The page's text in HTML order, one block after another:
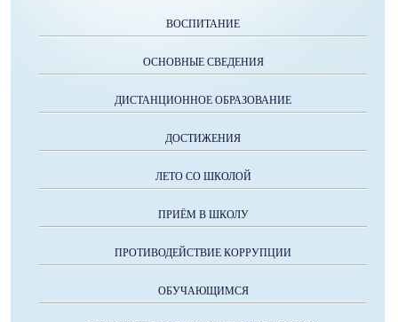
ВОСПИТАНИЕ
ОСНОВНЫЕ СВЕДЕНИЯ
ДИСТАНЦИОННОЕ ОБРАЗОВАНИЕ
ДОСТИЖЕНИЯ
ЛЕТО СО ШКОЛОЙ
ПРИЁМ В ШКОЛУ
ПРОТИВОДЕЙСТВИЕ КОРРУПЦИИ
ОБУЧАЮЩИМСЯ